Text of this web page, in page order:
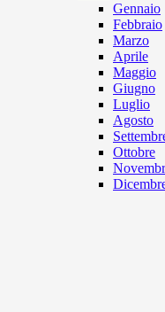
Gennaio
Febbraio
Marzo
Aprile
Maggio
Giugno
Luglio
Agosto
Ottobre